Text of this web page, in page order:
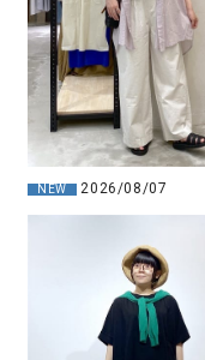
NEW 2026/08/07